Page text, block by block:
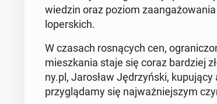
wie­dzin oraz poziom
lo­per­skich.
W czasach ro­sną­cych cen,
miesz­ka­nia staje się coraz bar­dziej
ny.pl, Ja­ro­sław Ję­drzyń­ski,
przy­glą­da­my się naj­waż­niej­szym